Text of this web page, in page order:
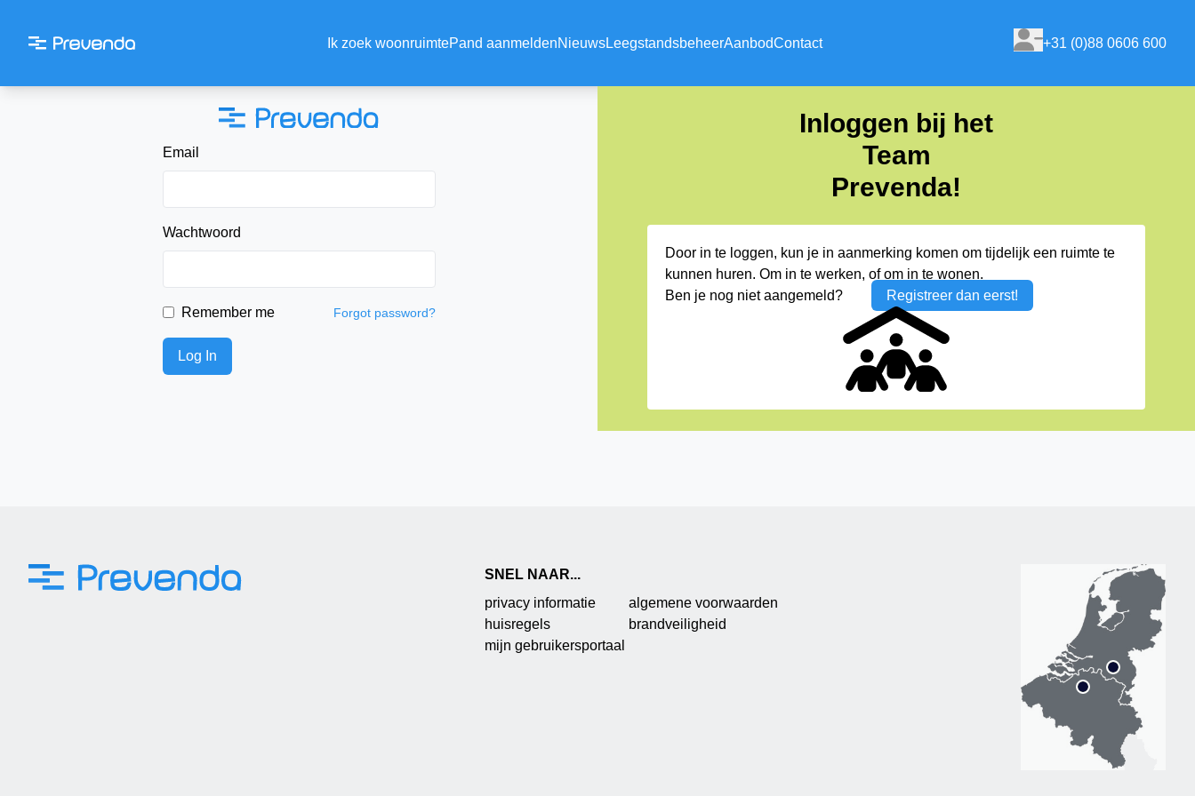
Ik zoek woonruimtePand aanmeldenNieuwsLeegstandsbeheerAanbodContact +31 (0)88 0606 600
Email
Wachtwoord
Remember me Forgot password?
Log In
Inloggen bij het
Team
Prevenda!
Door in te loggen, kun je in aanmerking komen om tijdelijk een ruimte te
kunnen huren. Om in te werken, of om in te wonen.
Ben je nog niet aangemeld?
Registreer dan eerst!
SNEL NAAR...
privacy informatie
huisregels
mijn gebruikersportaal
algemene voorwaarden
brandveiligheid